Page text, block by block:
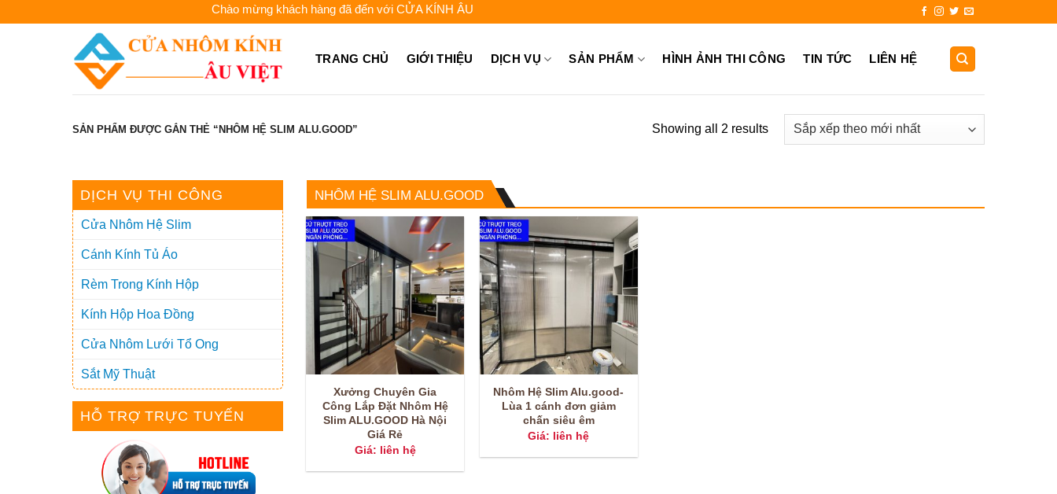
Chào mừng khách hàng đã đến với CỬA KÍNH ÂU VIỆT - Liên hệ để được tư vấn: 0962.744.448 - 0931.725.999
TRANG CHỦ GIỚI THIỆU DỊCH VỤ SẢN PHẨM HÌNH ẢNH THI CÔNG TIN TỨC LIÊN HỆ
SẢN PHẨM ĐƯỢC GẮN THẺ “NHÔM HỆ SLIM ALU.GOOD” Showing all 2 results
DỊCH VỤ THI CÔNG
Cửa Nhôm Hệ Slim
Cánh Kính Tủ Áo
Rèm Trong Kính Hộp
Kính Hộp Hoa Đồng
Cửa Nhôm Lưới Tổ Ong
Sắt Mỹ Thuật
HỖ TRỢ TRỰC TUYẾN
NHÔM HỆ SLIM ALU.GOOD
Xưởng Chuyên Gia
Công Lắp Đặt Nhôm Hệ
Slim ALU.GOOD Hà Nội
Giá Rẻ
Giá: liên hệ
Nhôm Hệ Slim Alu.good-
Lùa 1 cánh đơn giảm
chấn siêu êm
Giá: liên hệ